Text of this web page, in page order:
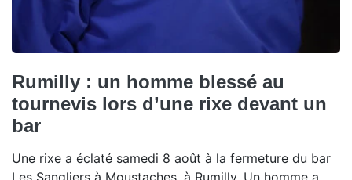
Rumilly : un homme blessé au
tournevis lors d’une rixe devant un
bar
Une rixe a éclaté samedi 8 août à la fermeture du bar
Les Sangliers à Moustaches, à Rumilly. Un homme a